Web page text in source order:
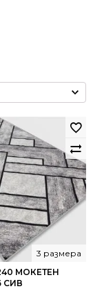
МОКЕТЕН
СИВ
3 размера